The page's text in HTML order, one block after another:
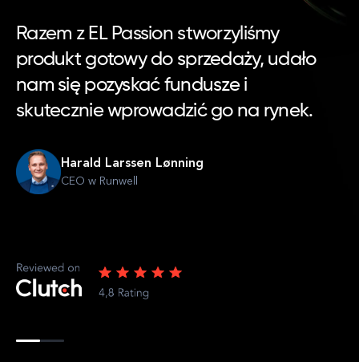
Razem z EL Passion stworzyliśmy
produkt gotowy do sprzedaży, udało
nam się pozyskać fundusze i
skutecznie wprowadzić go na rynek.
Harald Larssen Lønning
CEO w Runwell